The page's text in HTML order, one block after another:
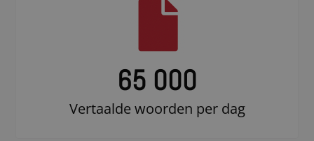
65 000
Vertaalde woorden per dag